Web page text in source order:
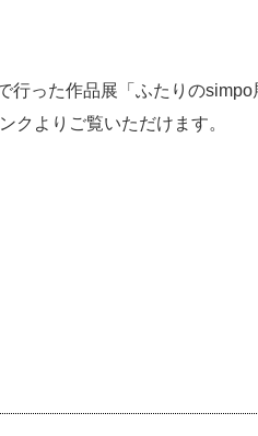
行った作品展「ふたりの
クよりご覧いただけます。